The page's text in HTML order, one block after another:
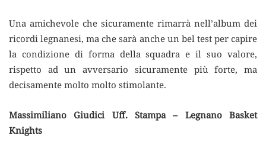
Una amichevole che sicuramente rimarrà nell’album dei
ricordi legnanesi, ma che sarà anche un bel test per capire
la condizione di forma della squadra e il suo valore,
rispetto ad un avversario sicuramente più forte, ma
decisamente molto molto stimolante.
Massimiliano GiudiciUff. Stampa – Legnano Basket
Knights